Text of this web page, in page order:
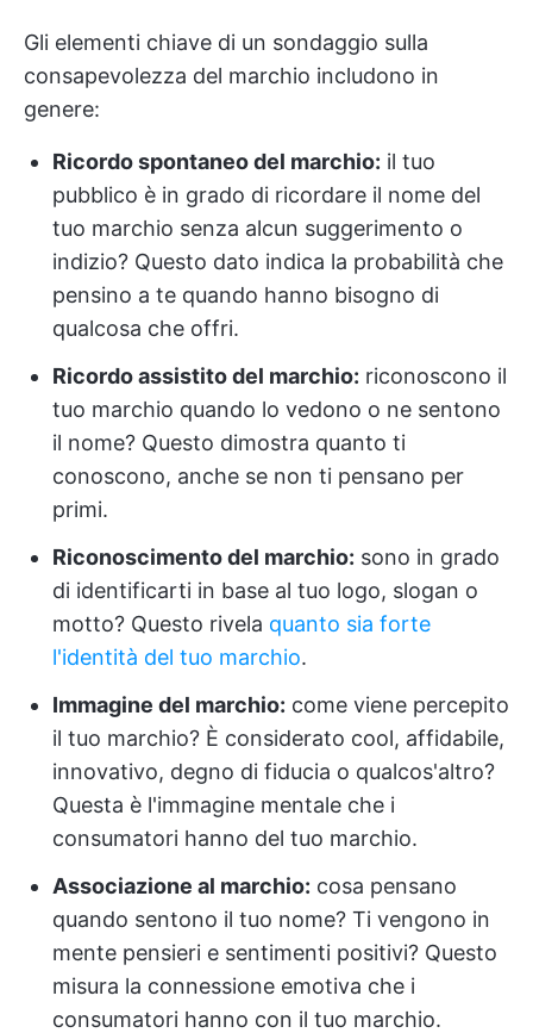
Gli elementi chiave di un sondaggio sulla
consapevolezza del marchio includono in
genere:
Ricordo spontaneo del marchio: il tuo
pubblico è in grado di ricordare il nome del
tuo marchio senza alcun suggerimento o
indizio? Questo dato indica la probabilità che
pensino a te quando hanno bisogno di
qualcosa che offri.
Ricordo assistito del marchio: riconoscono il
tuo marchio quando lo vedono o ne sentono
il nome? Questo dimostra quanto ti
conoscono, anche se non ti pensano per
primi.
Riconoscimento del marchio: sono in grado
di identificarti in base al tuo logo, slogan o
motto? Questo rivela quanto sia forte
l'identità del tuo marchio.
Immagine del marchio: come viene percepito
il tuo marchio? È considerato cool, affidabile,
innovativo, degno di fiducia o qualcos'altro?
Questa è l'immagine mentale che i
consumatori hanno del tuo marchio.
Associazione al marchio: cosa pensano
quando sentono il tuo nome? Ti vengono in
mente pensieri e sentimenti positivi? Questo
misura la connessione emotiva che i
consumatori hanno con il tuo marchio.